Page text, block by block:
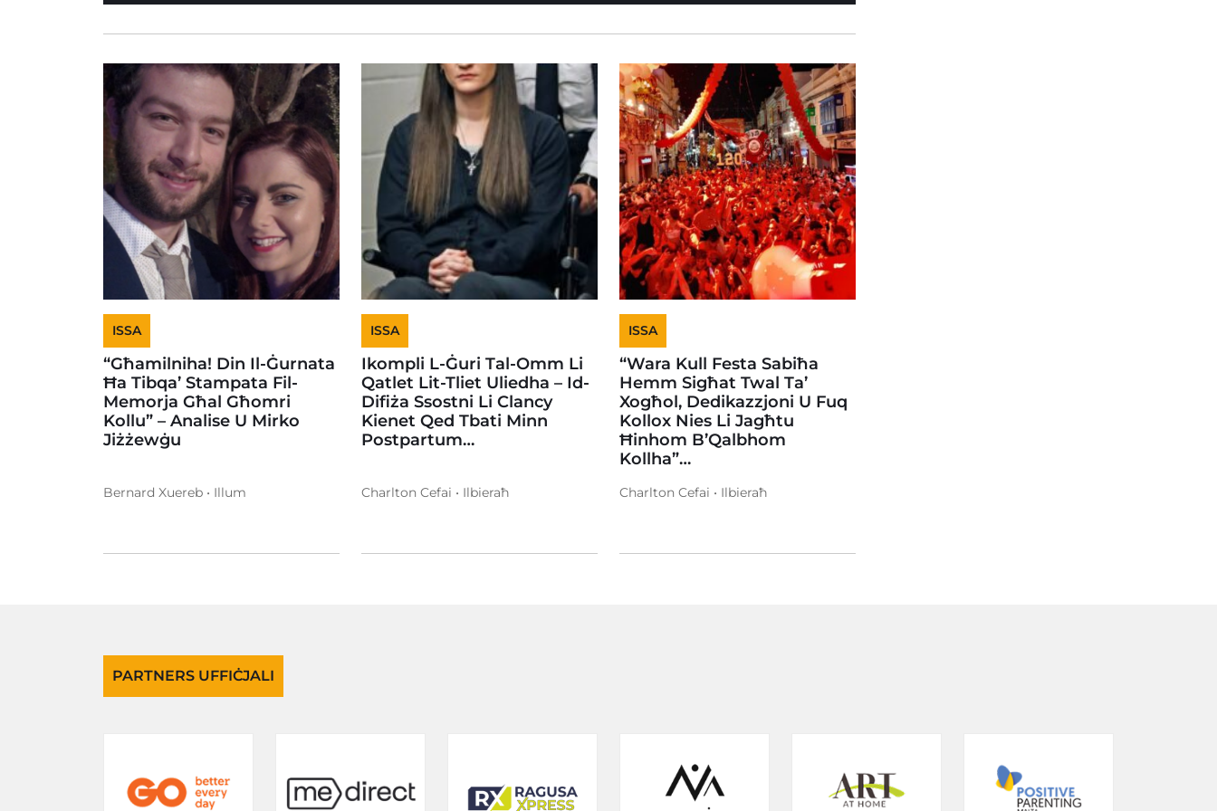
ISSA
“Għamilniha! Din Il-Ġurnata
Ħa Tibqa’ Stampata Fil-
Memorja Għal Għomri
Kollu” – Analise U Mirko
Jiżżewġu
Bernard Xuereb • Illum
ISSA
Ikompli L-Ġuri Tal-Omm Li
Qatlet Lit-Tliet Uliedha – Id-
Difiża Ssostni Li Clancy
Kienet Qed Tbati Minn
Postpartum…
Charlton Cefai • Ilbieraħ
ISSA
“Wara Kull Festa Sabiħa
Hemm Sigħat Twal Ta’
Xogħol, Dedikazzjoni U Fuq
Kollox Nies Li Jagħtu
Ħinhom B’Qalbhom
Kollha”…
Charlton Cefai • Ilbieraħ
PARTNERS UFFIĊJALI